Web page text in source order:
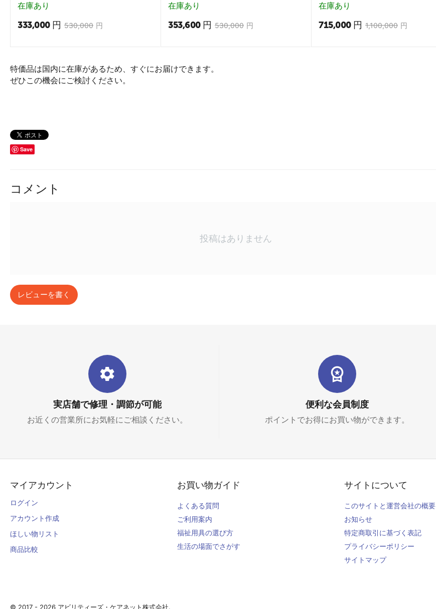
在庫あり
530,000 円
333,000 円
在庫あり
530,000 円
353,600 円
在庫あり
1,100,000 円
715,000 円
特価品は国内に在庫があるため、すぐにお届けできます。
ぜひこの機会にご検討ください。
Save
コメント
投稿はありません
レビューを書く
実店舗で修理・調節が可能
お近くの営業所にお気軽にご相談ください。
便利な会員制度
ポイントでお得にお買い物ができます。
マイアカウント
ログイン
アカウント作成
ほしい物リスト
商品比較
お買い物ガイド
よくある質問
ご利用案内
福祉用具の選び方
生活の場面でさがす
サイトについて
このサイトと運営会社の概要
お知らせ
特定商取引に基づく表記
プライバシーポリシー
サイトマップ
© 2017 - 2026 アビリティーズ・ケアネット株式会社.